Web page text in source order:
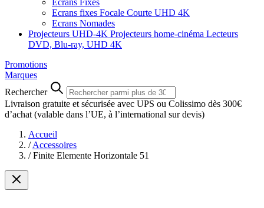
Ecrans Fixes
Ecrans fixes Focale Courte UHD 4K
Ecrans Nomades
Projecteurs UHD-4K Projecteurs home-cinéma Lecteurs
DVD, Blu-ray, UHD 4K
Promotions
Marques
Rechercher
Livraison gratuite et sécurisée avec UPS ou Colissimo dès 300€
d’achat (valable dans l’UE, à l’international sur devis)
Accueil
/ Accessoires
/ Finite Elemente Horizontale 51